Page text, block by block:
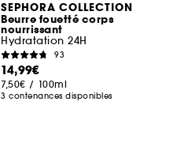
SEPHORA COLLECTION
Beurre fouetté corps
nourrissant
Hydratation 24H
93
14,99€
7,50€ / 100ml
3 contenances disponibles